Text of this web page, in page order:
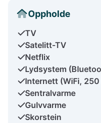
Oppholde
TV
Satelitt-TV
Netflix
Lydsystem
Internett (WiFi,
Sentralvarme
Gulvvarme
Skorstein